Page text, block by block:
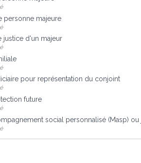
personne majeure
justice d'un majeur
pour représentation du conjoint
future
social personnalisé (Masp) ou